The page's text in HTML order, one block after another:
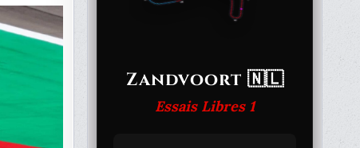
Zandvoort 🇳🇱
Essais Libres 1